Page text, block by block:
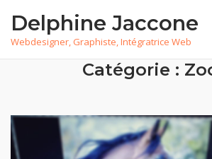
content
Delphine Jaccone
Webdesigner, Graphiste, Intégratrice Web
Catégorie :